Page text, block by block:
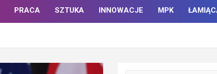
PRACA SZTUKA INNOWACJE MPK